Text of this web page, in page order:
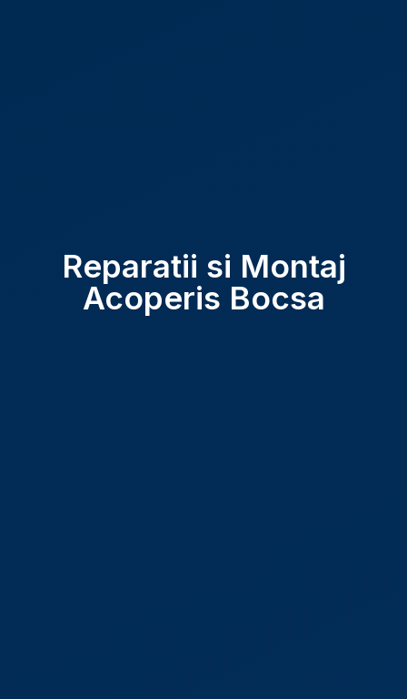
Reparatii si Montaj
Acoperis Bocsa